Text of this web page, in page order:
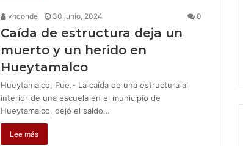
vhconde 30 junio, 2024 0
Caída de estructura deja un
muerto y un herido en
Hueytamalco
Hueytamalco, Pue.- La caída de una estructura al
interior de una escuela en el municipio de
Hueytamalco, dejó el saldo…
Lee más